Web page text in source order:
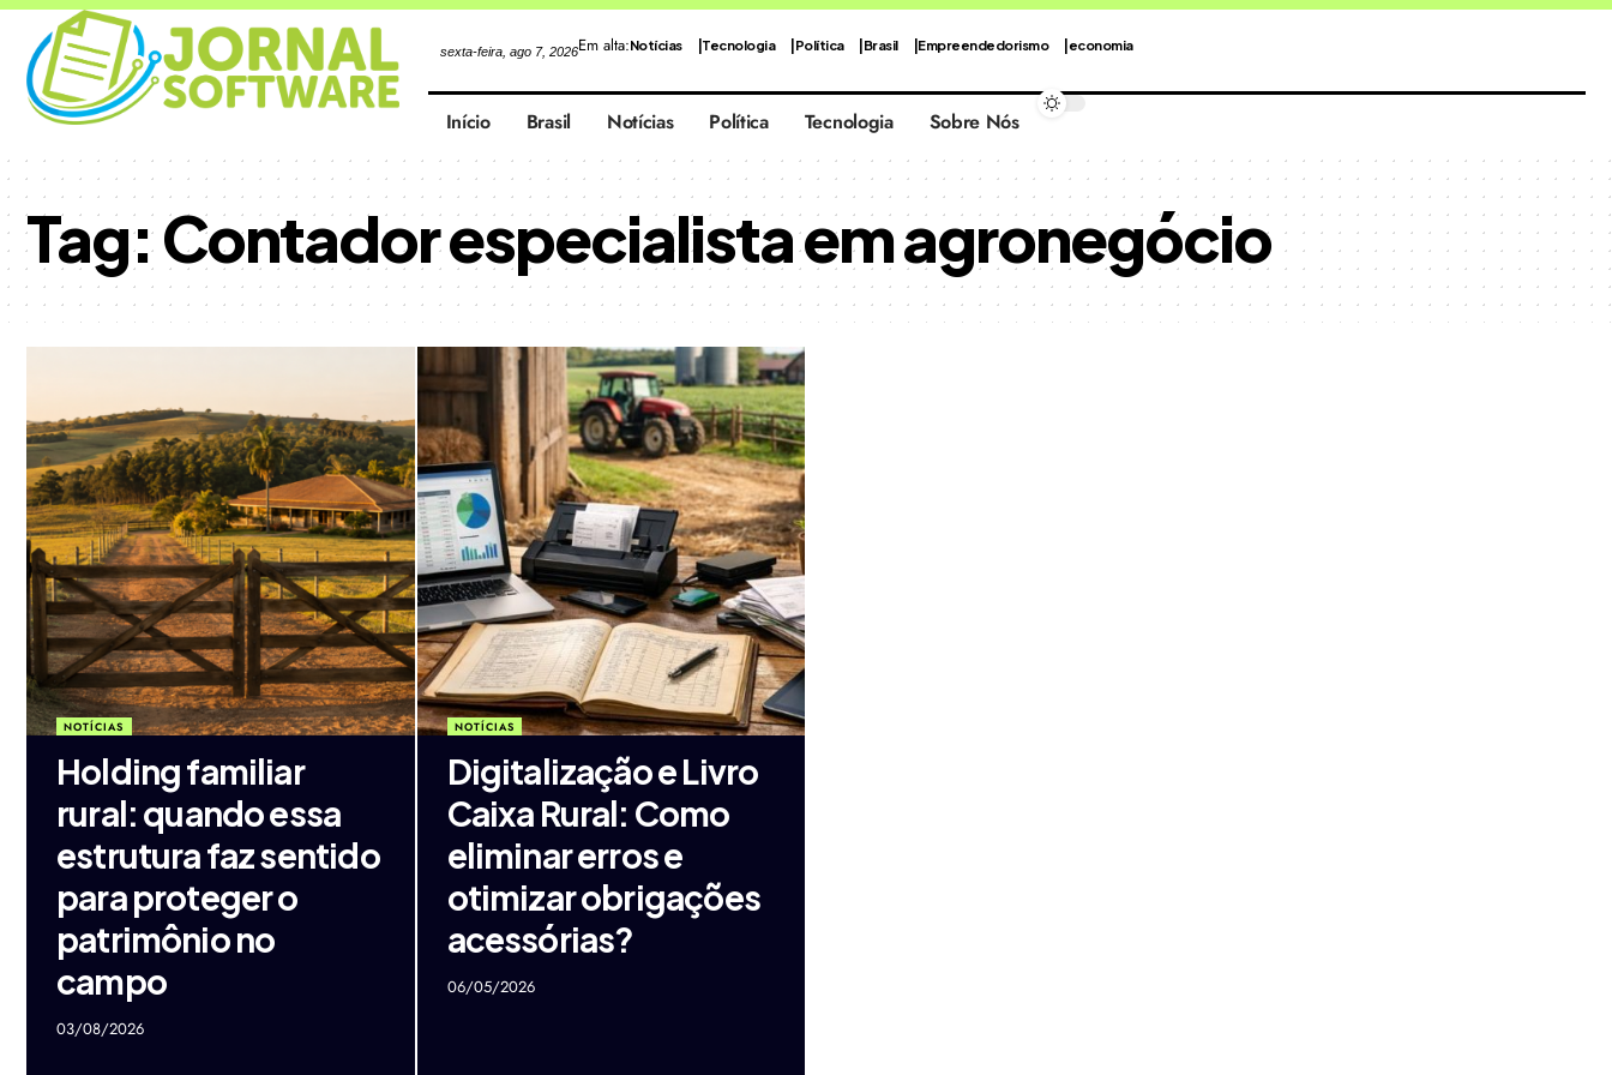
sexta-feira, ago 7, 2026Em alta:Notícias Tecnologia Política Brasil Empreendedorismo economia
Início Brasil Notícias Política Tecnologia Sobre Nós
Tag:Contador especialista em agronegócio
NOTÍCIAS
Holding familiar
rural: quando essa
estrutura faz sentido
para proteger o
patrimônio no
campo
03/08/2026
NOTÍCIAS
Digitalização e Livro
Caixa Rural: Como
eliminar erros e
otimizar obrigações
acessórias?
06/05/2026